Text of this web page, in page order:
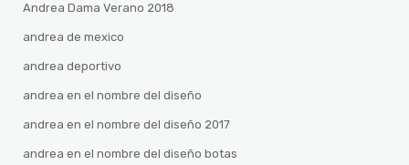
Andrea Dama Verano 2018
andrea de mexico
andrea deportivo
andrea en el nombre del diseño
andrea en el nombre del diseño 2017
andrea en el nombre del diseño botas